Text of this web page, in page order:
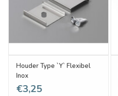
Houder Type `Y` Flexibel
Inox
€3,25